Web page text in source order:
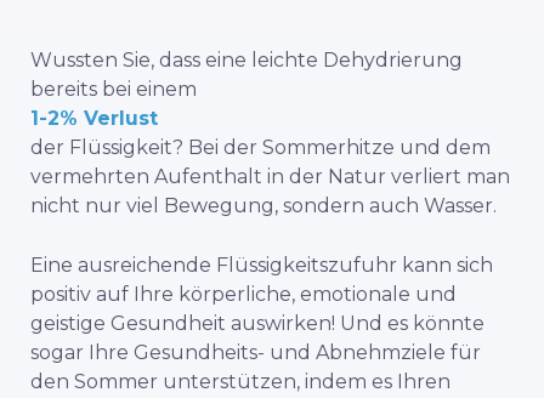
Wussten Sie, dass eine leichte Dehydrierung
bereits bei einem
1-2% Verlust
der Flüssigkeit? Bei der Sommerhitze und dem
vermehrten Aufenthalt in der Natur verliert man
nicht nur viel Bewegung, sondern auch Wasser.
Eine ausreichende Flüssigkeitszufuhr kann sich
positiv auf Ihre körperliche, emotionale und
geistige Gesundheit auswirken! Und es könnte
sogar Ihre Gesundheits- und Abnehmziele für
den Sommer unterstützen, indem es Ihren